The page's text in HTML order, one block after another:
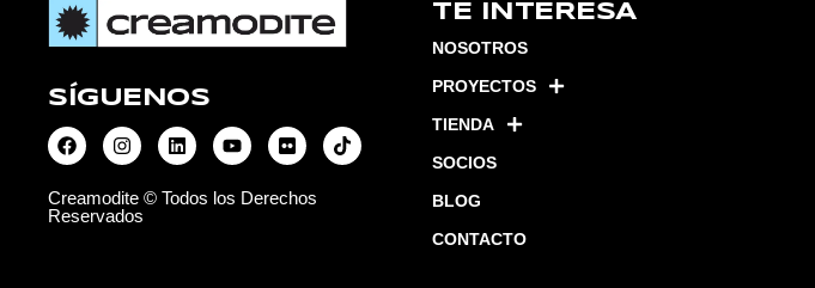
SÍGUENOS
Creamodite © Todos los Derechos
Reservados
TE INTERESA
NOSOTROS
PROYECTOS
TIENDA
SOCIOS
BLOG
CONTACTO